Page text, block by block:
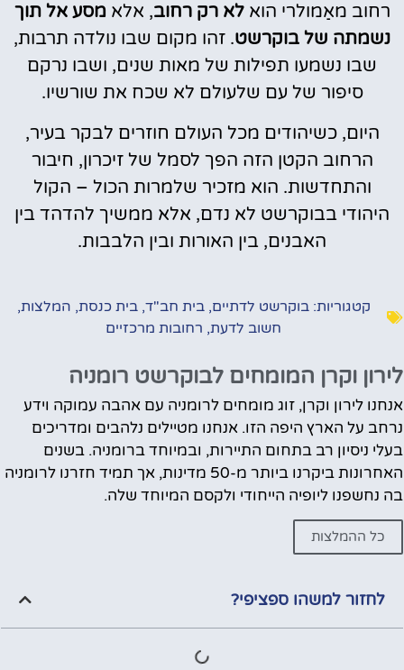
רחוב מאַמולרי הואלא רק רחוב, אלא מסע אל תוך
נשמתה של בוקרשט. זהו מקום שבו נולדה תרבות,
שבו נשמעו תפילות של מאות שנים, ושבו נרקם
סיפור של עם שלעולם לא שכח את שורשיו.
היום, כשיהודים מכל העולם חוזרים לבקר בעיר,
הרחוב הקטן הזה הפך לסמל של זיכרון, חיבור
והתחדשות. הוא מזכיר שלמרות הכול – הקול
היהודי בבוקרשט לא נדם, אלא ממשיך להדהד בין
האבנים, בין האורות ובין הלבבות.
קטגוריות: בוקרשט לדתיים,בית חב"ד,בית כנסת, המלצות,
חשוב לדעת, רחובות מרכזיים
לירון וקרן המומחים לבוקרשט רומניה
אנחנו לירון וקרן, זוג מומחים לרומניה עם אהבה עמוקה וידע
נרחב על הארץ היפה הזו. אנחנו מטיילים נלהבים ומדריכים
בעלי ניסיון רב בתחום התיירות, ובמיוחד ברומניה. בשנים
האחרונות ביקרנו ביותר מ-50 מדינות, אך תמיד חזרנו לרומניה
בה נחשפנו ליופיה הייחודי ולקסם המיוחד שלה.
כל ההמלצות
לחזור למשהו ספציפי?